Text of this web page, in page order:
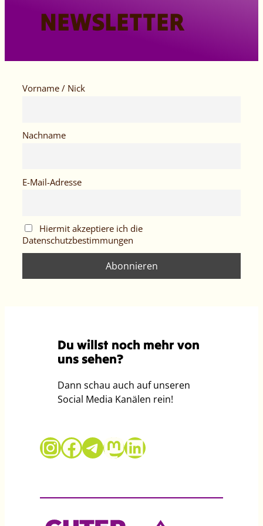
NEWSLETTER
Vorname / Nick
Nachname
E-Mail-Adresse
Hiermit akzeptiere ich die
Datenschutzbestimmungen
Du willst noch mehr von
uns sehen?
Dann schau auch auf unseren
Social Media Kanälen rein!
Guter Grund auf Instagram
Guter Grund auf Facebook
Telegram
Mastodon
LinkedIn